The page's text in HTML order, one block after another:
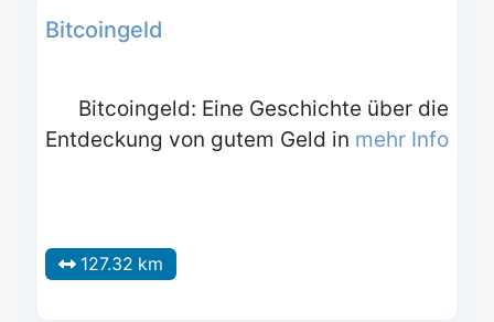
Bitcoingeld
Bitcoingeld: Eine Geschichte über die
Entdeckung von gutem Geld in mehr Info
127.32 km